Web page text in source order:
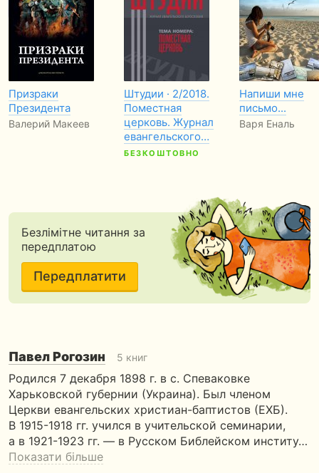
Призраки
Президента
Валерий Макеев
Штудии · 2/2018.
Поместная
церковь. Журнал
евангельского…
БЕЗКОШТОВНО
Напиши мне
письмо...
Варя Еналь
Безлімітне читання за
передплатою
Передплатити
Павел Рогозин 5 книг
Родился 7 декабря 1898 г. в с. Спеваковке
Харьковской губернии (Украина). Был членом
Церкви евангельских христиан-баптистов (ЕХБ).
В 1915-1918 гг. учился в учительской семинарии,
а в 1921-1923 гг. — в Русском Библейском институ…
Показати більше